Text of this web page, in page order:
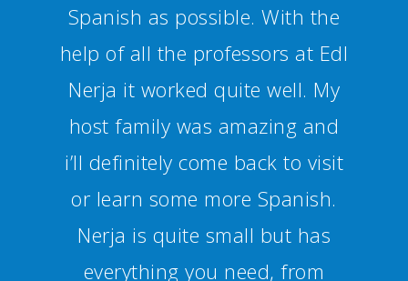
studying environment.
Additionally you can join
several activities and trips to
get a bit of an insight into
Spanish culture. I can definitely
recommend Nerja and the
school.”